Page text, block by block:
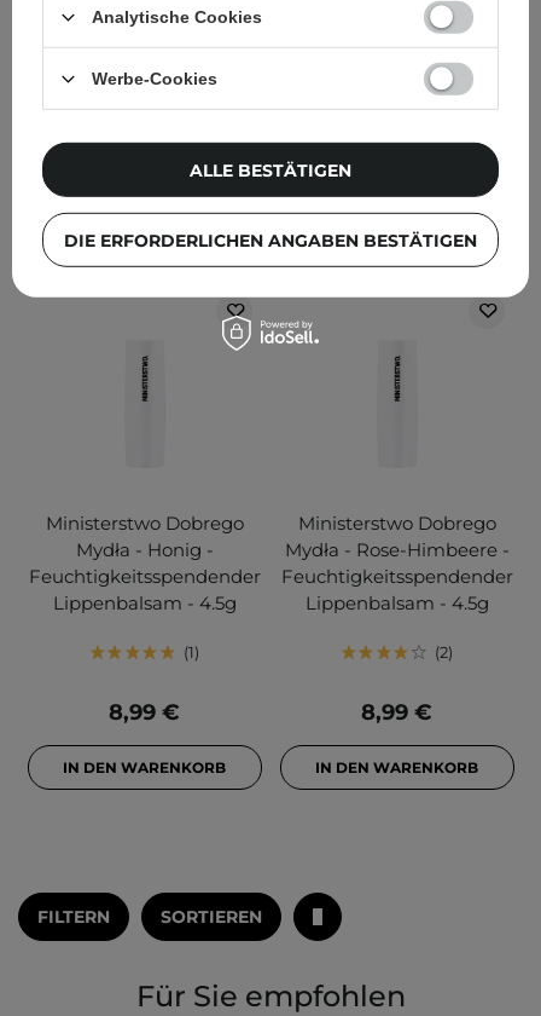
Mydła - Hibiskus -
2
9,99 €
Mydła - Aprikose -
Duschgel - 400ml
8,99 €
IN DEN WARENKORB
Ministerstwo Dobrego
Mydła - Honig -
Feuchtigkeitsspendender
Lippenbalsam - 4.5g
1
8,99 €
IN DEN WARENKORB
Ministerstwo Dobrego
Mydła - Rose-Himbeere -
Feuchtigkeitsspendender
Lippenbalsam - 4.5g
2
8,99 €
IN DEN WARENKORB
FILTERN SORTIEREN
Für Sie empfohlen
Analytische Cookies
Werbe-Cookies
DIE ERFORDERLICHEN ANGABEN BESTÄTIGEN
ALLE BESTÄTIGEN